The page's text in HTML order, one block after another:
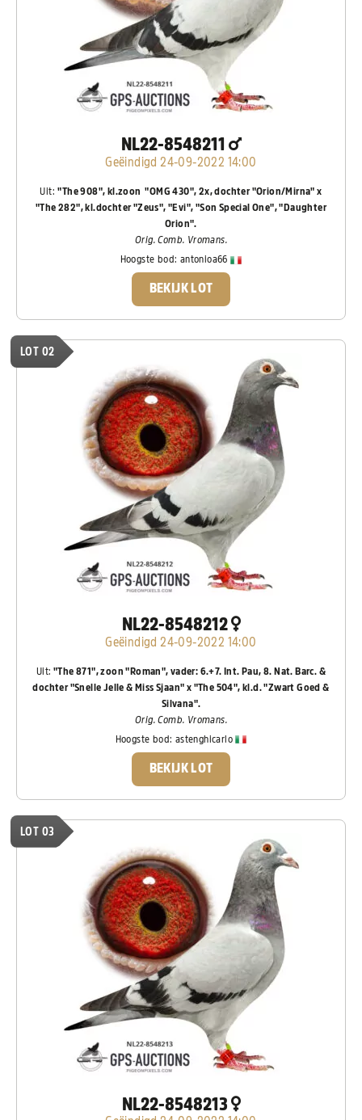
NL22-8548211
Geëindigd 24-09-2022 14:00
Uit:"The 908", kl.zoon "OMG 430", 2x, dochter "Orion/Mirna" x
"The 282", kl.dochter "Zeus", "Evi", "Son Special One", "Daughter
Orion".
Orig. Comb. Vromans.
Hoogste bod: antonioa66
BEKIJK LOT
LOT 02
NL22-8548212
Geëindigd 24-09-2022 14:00
Uit: "The 871", zoon "Roman", vader: 6.+7. Int. Pau, 8. Nat. Barc. &
dochter "Snelle Jelle & Miss Sjaan" x "The 504", kl.d. "Zwart Goed &
Silvana".
Orig. Comb. Vromans.
Hoogste bod: astenghicarlo
BEKIJK LOT
LOT 03
NL22-8548213